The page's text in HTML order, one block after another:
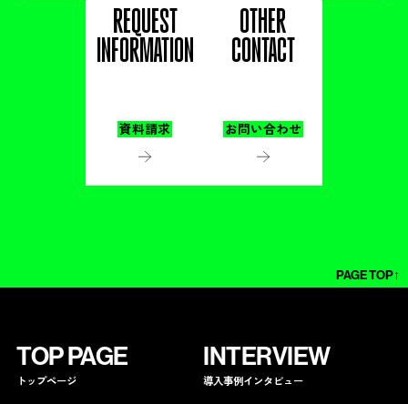
REQUEST
INFORMATION
資料請求
OTHER
CONTACT
お問い合わせ
PAGE TOP↑
TOP PAGE
トップページ
INTERVIEW
導入事例インタビュー